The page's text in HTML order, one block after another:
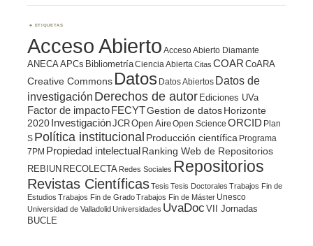
ETIQUETAS
Acceso Abierto Acceso Abierto Diamante
ANECA APCs BibliometríaCiencia Abierta Citas COAR CoARA
Creative Commons Datos Datos Abiertos Datos de
investigación Derechos de autor Ediciones UVa
Factor de impacto FECYTGestion de datosHorizonte
2020 InvestigaciónJCROpen AireOpen Science ORCID Plan
S Política institucional Producción científica Programa
7PM Propiedad intelectualRanking Web de Repositorios
REBIUN RECOLECTA Redes Sociales Repositorios
Revistas CientíficasTesis Tesis Doctorales Trabajos Fin de
Estudios Trabajos Fin de GradoTrabajos Fin de Máster Unesco
Universidad de ValladolidUniversidades UvaDoc VII Jornadas
BUCLE